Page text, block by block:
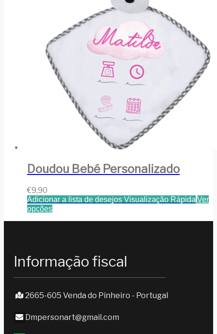
Doudou Bebé Personalizado
€9,90
Adicionar a lista de desejos Visualização Rápida Ver
opções
Informação fiscal
2665-605 Venda do Pinheiro - Portugal
Dmpersonart@gmail.com